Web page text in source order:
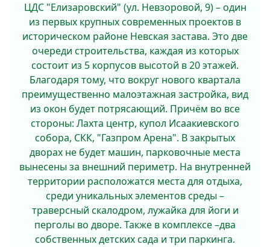
ЦДС "Елизаровский" (ул. Невзоровой, 9) – один
из первых крупных современных проектов в
историческом районе Невская застава. Это две
очереди строительства, каждая из которых
состоит из 5 корпусов высотой в 20 этажей.
Благодаря тому, что вокруг нового квартала
преимущественно малоэтажная застройка, вид
из окон будет потрясающий. Причём во все
стороны: Лахта центр, купол Исаакиевского
собора, СКК, "Газпром Арена". В закрытых
дворах не будет машин, парковочные места
вынесены за внешний периметр. На внутренней
территории расположатся места для отдыха,
среди уникальных элементов среды –
траверсный скалодром, лужайка для йоги и
перголы во дворе. Также в комплексе –два
собственных детских сада и три паркинга.